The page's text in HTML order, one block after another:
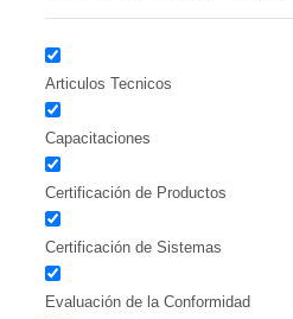
Articulos Tecnicos
Capacitaciones
Certificación de Productos
Certificación de Sistemas
Evaluación de la Conformidad